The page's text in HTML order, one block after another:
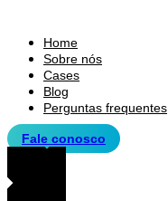
Home
Sobre nós
Cases
Blog
Perguntas frequentes
Fale conosco